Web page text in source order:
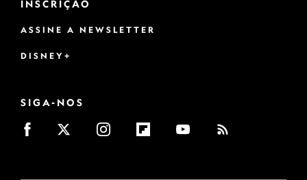
INSCRIÇÃO
ASSINE A NEWSLETTER
DISNEY+
SIGA-NOS